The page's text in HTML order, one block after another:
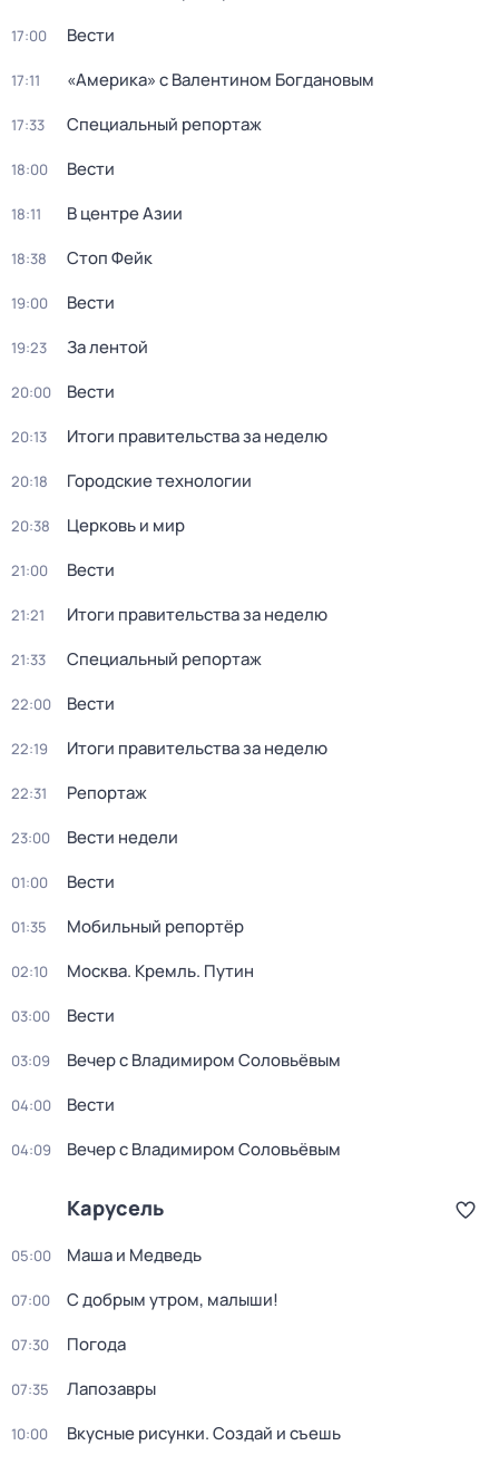
17:00 Вести
17:11 «Америка» с Валентином Богдановым
17:33 Специальный репортаж
18:00 Вести
18:11 В центре Азии
18:38 Стоп Фейк
19:00 Вести
19:23 За лентой
20:00 Вести
20:13 Итоги правительства за неделю
20:18 Городские технологии
20:38 Церковь и мир
21:00 Вести
21:21 Итоги правительства за неделю
21:33 Специальный репортаж
22:00 Вести
22:19 Итоги правительства за неделю
22:31 Репортаж
23:00 Вести недели
01:00 Вести
01:35 Мобильный репортёр
02:10 Москва. Кремль. Путин
03:00 Вести
03:09 Вечер с Владимиром Соловьёвым
04:00 Вести
04:09 Вечер с Владимиром Соловьёвым
Карусель
05:00 Маша и Медведь
07:00 С добрым утром, малыши!
07:30 Погода
07:35 Лапозавры
10:00 Вкусные рисунки. Создай и съешь